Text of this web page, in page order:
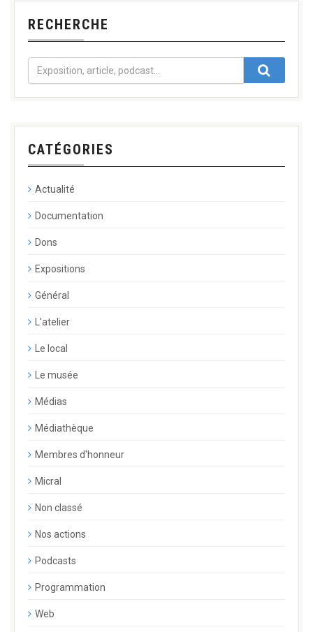
RECHERCHE
CATÉGORIES
Actualité
Documentation
Dons
Expositions
Général
L'atelier
Le local
Le musée
Médias
Médiathèque
Membres d'honneur
Micral
Non classé
Nos actions
Podcasts
Programmation
Web